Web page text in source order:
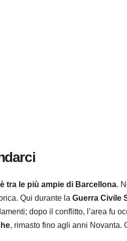
tra le più ampie di Barcellona.
Qui durante la Guerra Civile
dopo il conflitto, l’area fu
, rimasto fino agli anni Novanta.